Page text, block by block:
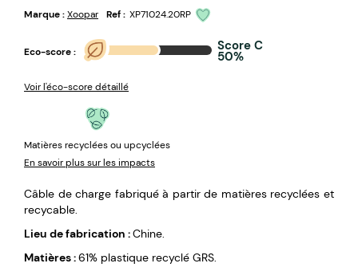
Marque :Xoopar Ref : XP71024.20RP
Eco-score : Score C
50%
Voir l'éco-score détaillé
Matières recyclées ou upcyclées
En savoir plus sur les impacts
Câble de charge fabriqué à partir de matières recyclées et
recycable.
Lieu de fabrication :Chine.
Matières :61% plastique recyclé GRS.